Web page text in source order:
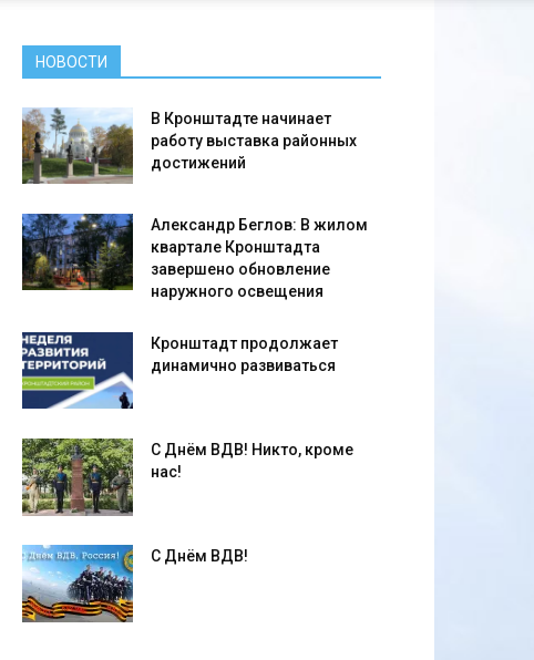
НОВОСТИ
В Кронштадте начинает
работу выставка районных
достижений
Александр Беглов: В жилом
квартале Кронштадта
завершено обновление
наружного освещения
Кронштадт продолжает
динамично развиваться
С Днём ВДВ! Никто, кроме
нас!
С Днём ВДВ!